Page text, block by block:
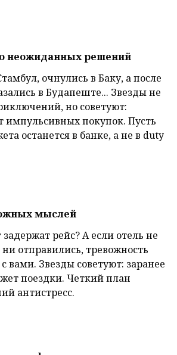
неожиданных решений
очнулись в Баку, а после
в Будапеште... Звезды не
но советуют:
импульсивных покупок. Пусть
останется в банке, а не в duty
мыслей
рейс? А если отель не
отправились, тревожность
вами. Звезды советуют: заранее
поездки. Четкий план
антистресс.